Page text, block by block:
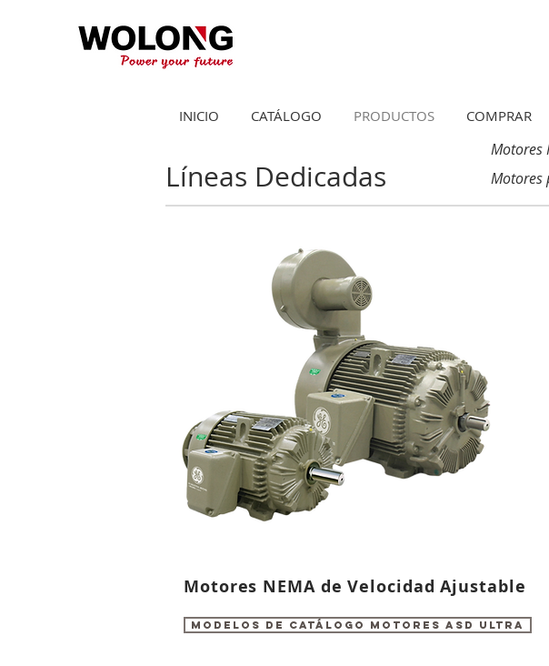
INICIO CATÁLOGO PRODUCTOS COMPRAR
Líneas Dedicadas
Motores
Motores
Motores NEMA de Velocidad Ajustable
MODELOS DE CATÁLOGO MOTORES ASD ULTRA